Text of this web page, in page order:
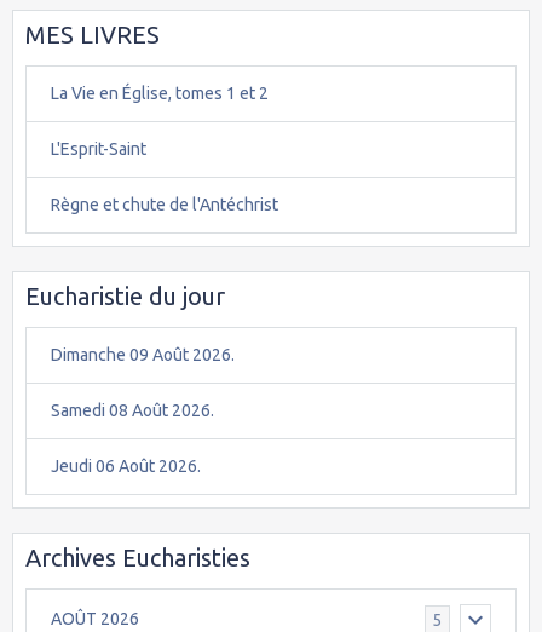
MES LIVRES
La Vie en Église, tomes 1 et 2
L'Esprit-Saint
Règne et chute de l'Antéchrist
Eucharistie du jour
Dimanche 09 Août 2026.
Samedi 08 Août 2026.
Jeudi 06 Août 2026.
Archives Eucharisties
AOÛT 2026 5